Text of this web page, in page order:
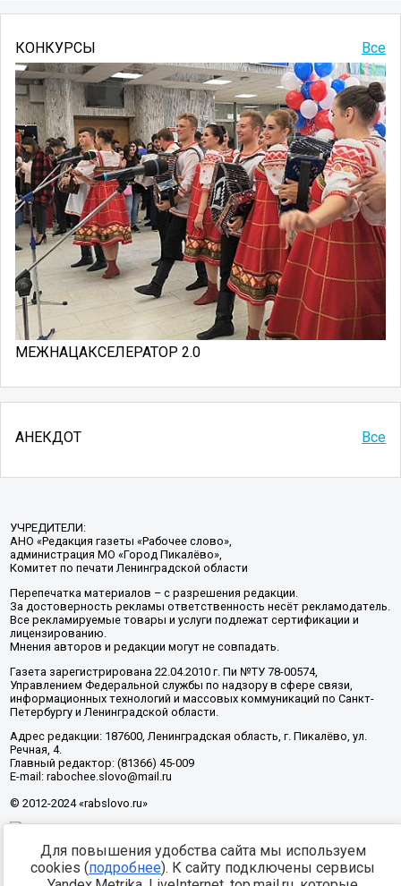
Все
КОНКУРСЫ
МЕЖНАЦАКСЕЛЕРАТОР 2.0
АНЕКДОТ Все
УЧРЕДИТЕЛИ:
АНО «Редакция газеты «Рабочее слово»,
администрация МО «Город Пикалёво»,
Комитет по печати Ленинградской области
Перепечатка материалов – с разрешения редакции.
За достоверность рекламы ответственность несёт рекламодатель.
Все рекламируемые товары и услуги подлежат сертификации и
лицензированию.
Мнения авторов и редакции могут не совпадать.
Газета зарегистрирована 22.04.2010 г. Пи №ТУ 78-00574,
Управлением Федеральной службы по надзору в сфере связи,
информационных технологий и массовых коммуникаций по Санкт-
Петербургу и Ленинградской области.
Адрес редакции: 187600, Ленинградская область, г. Пикалёво, ул.
Речная, 4.
Главный редактор: (81366) 45-009
E-mail: rabochee.slovo@mail.ru
© 2012-2024 «rabslovo.ru»
Разработка -
Для повышения удобства сайта мы используем
cookies (подробнее). К сайту подключены сервисы